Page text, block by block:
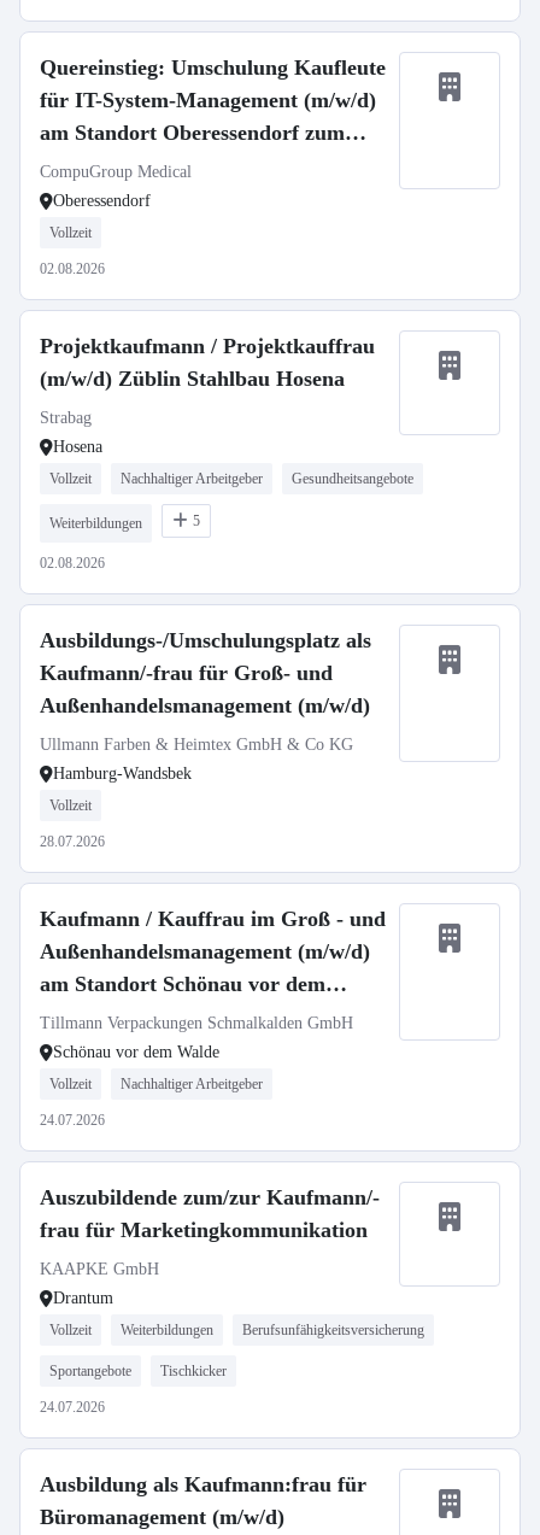
Quereinstieg: Umschulung Kaufleute
für IT-System-Management (m/w/d)
am Standort Oberessendorf zum
01.09.2026
CompuGroup Medical
Oberessendorf
Vollzeit
02.08.2026
Projektkaufmann / Projektkauffrau
(m/w/d) Züblin Stahlbau Hosena
Strabag
Hosena
Vollzeit Nachhaltiger Arbeitgeber Gesundheitsangebote
Weiterbildungen 5
02.08.2026
Ausbildungs-/Umschulungsplatz als
Kaufmann/-frau für Groß- und
Außenhandelsmanagement (m/w/d)
Ullmann Farben & Heimtex GmbH & Co KG
Hamburg-Wandsbek
Vollzeit
28.07.2026
Kaufmann / Kauffrau im Groß - und
Außenhandelsmanagement (m/w/d)
am Standort Schönau vor dem
Walde
Tillmann Verpackungen Schmalkalden GmbH
Schönau vor dem Walde
Vollzeit Nachhaltiger Arbeitgeber
24.07.2026
Auszubildende zum/zur Kaufmann/-
frau für Marketingkommunikation
KAAPKE GmbH
Drantum
Vollzeit Weiterbildungen Berufsunfähigkeitsversicherung
Sportangebote Tischkicker
24.07.2026
Ausbildung als Kaufmann:frau für
Büromanagement (m/w/d)